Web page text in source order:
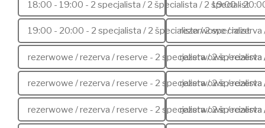
18:00 - 19:00 - 2 specjalista / 2 špecialista / 2 specialist
19:00 -
19:00 - 20:00 - 2 specjalista / 2 špecialista / 2 specialist
rezerwowe / rezerva
rezerwowe / rezerva / reserve - 2 specjalista / 2 špecialista
rezerwowe / rezerva
rezerwowe / rezerva / reserve - 2 specjalista / 2 špecialista
rezerwowe / rezerva
rezerwowe / rezerva / reserve - 2 specjalista / 2 špecialista
rezerwowe / rezerva